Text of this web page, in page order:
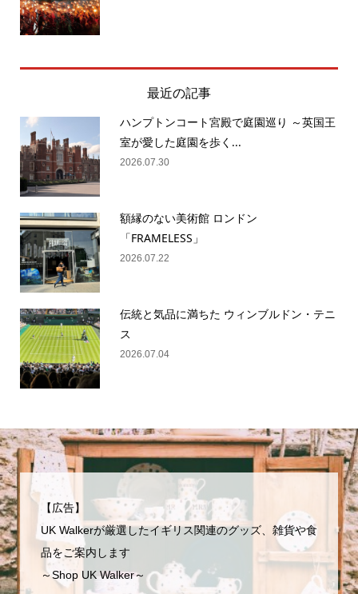
最近の記事
ハンプトンコート宮殿で庭園巡り ～英国王
室が愛した庭園を歩く...
2026.07.30
額縁のない美術館 ロンドン
「FRAMELESS」
2026.07.22
伝統と気品に満ちた ウィンブルドン・テニ
ス
2026.07.04
【広告】
UK Walkerが厳選したイギリス関連のグッズ、雑貨や食
品をご案内します
～Shop UK Walker～